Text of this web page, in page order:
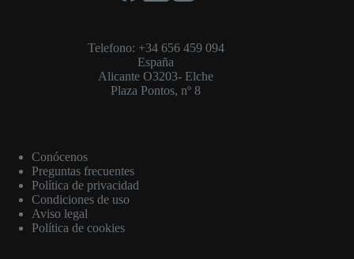
Telefono: +34 656 459 094
España
Alicante O3203- Elche
Plaza Pontos, nº 8
Conócenos
Preguntas frecuentes
Política de privacidad
Condiciones de uso
Aviso legal
Política de cookies